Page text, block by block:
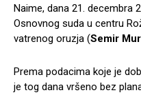
Naime, dana 21. decembra
Osnovnog suda u centru
vatrenog oruzja (Semir
Prema podacima koje je
je tog dana vršeno bez